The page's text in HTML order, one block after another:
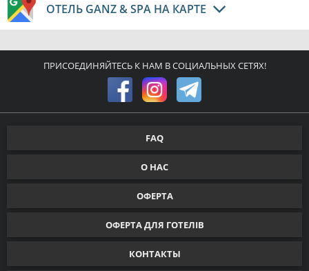
ОТЕЛЬ GANZ & SPA НА КАРТЕ
ПРИСОЕДИНЯЙТЕСЬ К НАМ В СОЦИАЛЬНЫХ СЕТЯХ!
FAQ
О НАС
ОФЕРТА
ОФЕРТА ДЛЯ ГОТЕЛІВ
КОНТАКТЫ